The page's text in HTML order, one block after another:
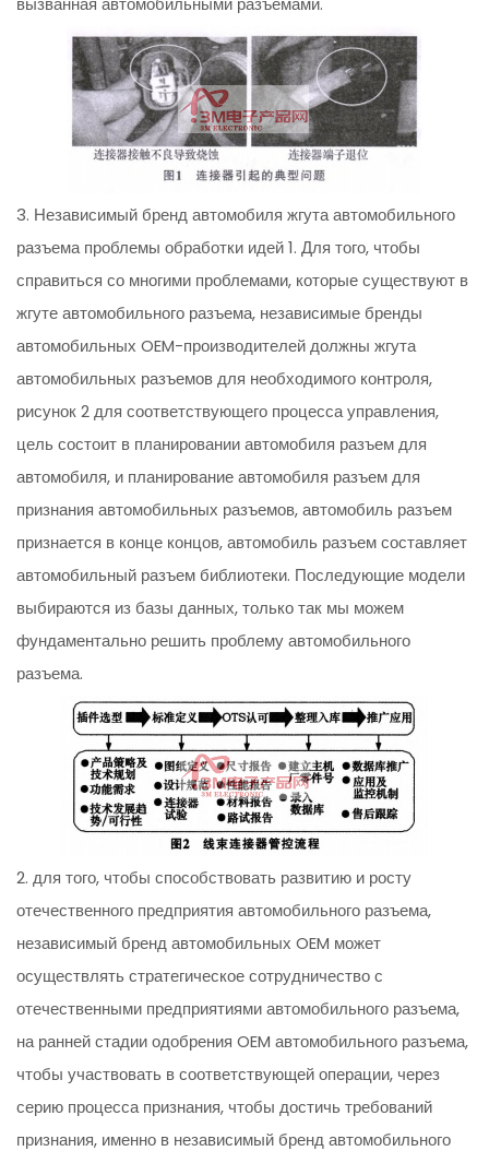
3. Независимый бренд автомобиля жгута автомобильного
разъема проблемы обработки идей 1. Для того, чтобы
справиться со многими проблемами, которые существуют в
жгуте автомобильного разъема, независимые бренды
автомобильных OEM-производителей должны жгута
автомобильных разъемов для необходимого контроля,
рисунок 2 для соответствующего процесса управления,
цель состоит в планировании автомобиля разъем для
автомобиля, и планирование автомобиля разъем для
признания автомобильных разъемов, автомобиль разъем
признается в конце концов, автомобиль разъем составляет
автомобильный разъем библиотеки. Последующие модели
выбираются из базы данных, только так мы можем
фундаментально решить проблему автомобильного
разъема.
2. для того, чтобы способствовать развитию и росту
отечественного предприятия автомобильного разъема,
независимый бренд автомобильных OEM может
осуществлять стратегическое сотрудничество с
отечественными предприятиями автомобильного разъема,
на ранней стадии одобрения OEM автомобильного разъема,
чтобы участвовать в соответствующей операции, через
серию процесса признания, чтобы достичь требований
признания, именно в независимый бренд автомобильного